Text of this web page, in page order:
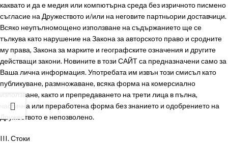
каквато и да е медия или компютърна среда без изричното писмено
съгласие на Дружеството и/или на неговите партньории доставчици.
Всяко неупълномощено използване на съдържанието ще се
тълкува като нарушение на Закона за авторското право и сродните
му права, Закона за марките и географските означения и другите
действащи закони. Новините в този САЙТ са предназначени само за
Ваша лична информация. Употребата им извън този смисъл като
публикуване, размножаване, всяка форма на комерсиално
използване, както и препредаването на трети лица в пълна,
частична или преработена форма без знанието и одобрението на
Дружеството е непозволено.
III. Стоки